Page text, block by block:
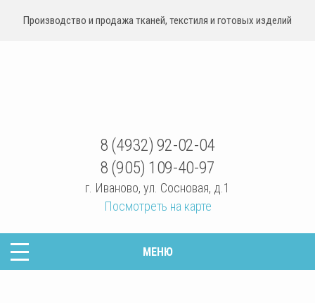
Производство и продажа тканей, текстиля и готовых изделий
8 (4932) 92-02-04
8 (905) 109-40-97
г. Иваново, ул. Сосновая, д.1
Посмотреть на карте
МЕНЮ